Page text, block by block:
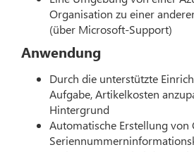
Organisation zu einer
(über Microsoft-Support)
Anwendung
Durch die unterstützte
Aufgabe, Artikelkosten
Hintergrund
Automatische Erstellung von